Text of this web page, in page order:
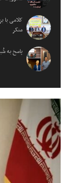
کلامی با
منکر
پاسخ به